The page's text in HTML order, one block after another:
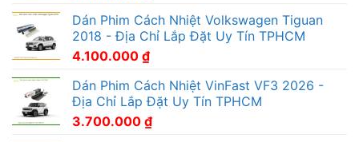
Dán Phim Cách Nhiệt Volkswagen Tiguan
2018 - Địa Chỉ Lắp Đặt Uy Tín TPHCM
4.100.000 ₫
Dán Phim Cách Nhiệt VinFast VF3 2026 -
Địa Chỉ Lắp Đặt Uy Tín TPHCM
3.700.000 ₫